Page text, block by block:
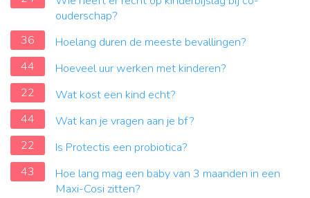
ouderschap?
36
Hoelang duren de meeste bevallingen?
44
Hoeveel uur werken met kinderen?
22
Wat kost een kind echt?
44
Wat kan je vragen aan je bf?
22
Is Protectis een probiotica?
43
Hoe lang mag een baby van 3 maanden in een
Maxi-Cosi zitten?